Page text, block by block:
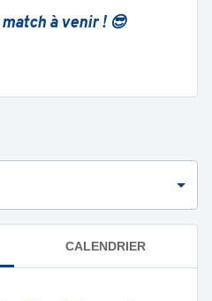
match à venir ! 😎
CALENDRIER